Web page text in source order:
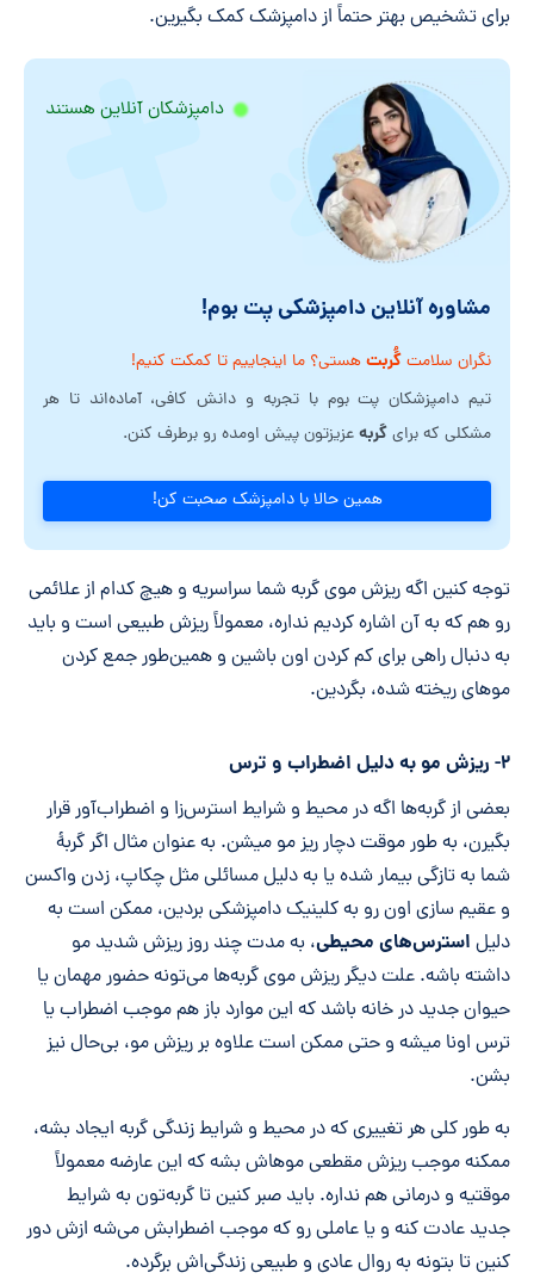
برای تشخیص بهتر حتماً از دامپزشک کمک بگیرین.
دامپزشکان آنلاین هستند
مشاوره آنلاین دامپزشکی پت بوم!
نگران سلامتگُربتهستی؟ ما اینجاییم تا کمکت کنیم!
تیم دامپزشکان پت بوم با تجربه و دانش کافی، آماده‌اند تا هر
مشکلی که برایگربهعزیزتون پیش اومده رو برطرف کنن.
همین حالا با دامپزشک صحبت کن!
توجه کنین اگه ریزش موی گربه شما سراسریه و هیچ کدام از علائمی
رو هم که به آن اشاره کردیم نداره، معمولاً ریزش طبیعی است و باید
به دنبال راهی برای کم کردن اون باشین و همین‌طور جمع کردن
موهای ریخته شده، بگردین.
۲- ریزش مو به دلیل اضطراب و ترس
بعضی از گربه‌ها اگه در محیط و شرایط استرس‌زا و اضطراب‌آور قرار
بگیرن، به طور موقت دچار ریز مو میشن. به عنوان مثال اگر گربۀ
شما به تازگی بیمار شده یا به دلیل مسائلی مثل چکاپ، زدن واکسن
و عقیم سازی اون رو به کلینیک دامپزشکی بردین، ممکن است به
دلیل استرس‌های محیطی، به مدت چند روز ریزش شدید مو
داشته باشه. علت دیگر ریزش موی گربه‌ها می‌تونه حضور مهمان یا
حیوان جدید در خانه باشد که این موارد باز هم موجب اضطراب یا
ترس اونا میشه و حتی ممکن است علاوه بر ریزش مو، بی‌حال نیز
بشن.
به طور کلی هر تغییری که در محیط و شرایط زندگی گربه ایجاد بشه،
ممکنه موجب ریزش مقطعی موهاش بشه که این عارضه معمولاً
موقتیه و درمانی هم نداره. باید صبر کنین تا گربه‌تون به شرایط
جدید عادت کنه و یا عاملی رو که موجب اضطرابش می‌شه ازش دور
کنین تا بتونه به روال عادی و طبیعی زندگی‌اش برگرده.